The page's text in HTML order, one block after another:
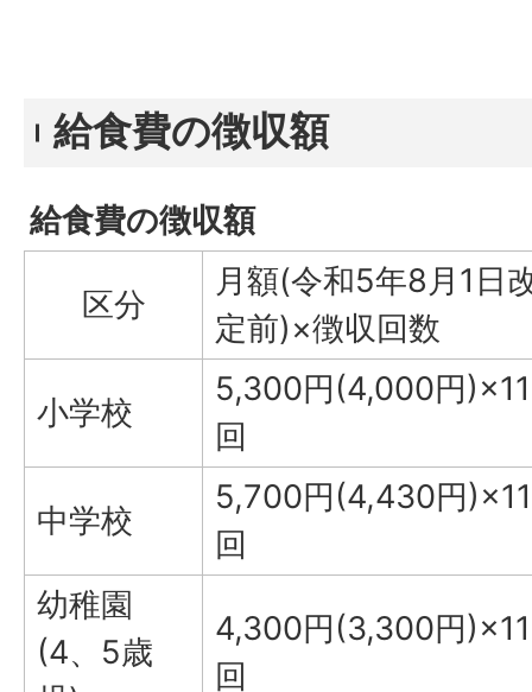
給食費の徴収額
給食費の徴収額
区分
月額(令和5年8月1日
定前)×徴収回数
小学校
5,300円(4,000円)​​×11
回
中学校
5,700円(4,430円)×11
回
幼稚園
(4、5歳
4,300円(3,300円)×11
回